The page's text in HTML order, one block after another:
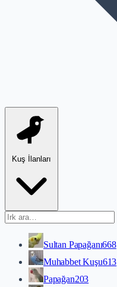
Kuş İlanları
Sultan Papağanı668
Muhabbet Kuşu613
Papağan203